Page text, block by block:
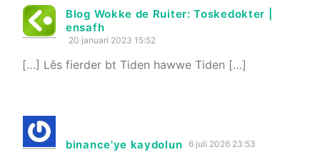
Blog Wokke de Ruiter: Toskedokter |
ensafh
20 januari 2023 15:52
[…] Lês fierder bt Tiden hawwe Tiden […]
binance'ye kaydolun 6 juli 2026 23:53